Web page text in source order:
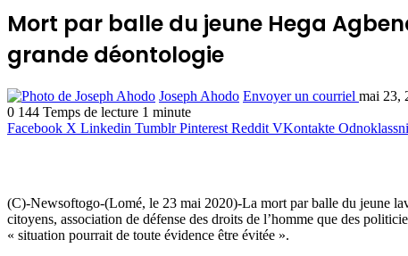
Mort par balle du jeune Hega
grande déontologie
Joseph Ahodo Envoyer un courriel mai 23,
0 144 Temps de lecture 1 minute
Facebook X Linkedin Tumblr Pinterest Reddit VKontakte
(C)-Newsoftogo-(Lomé, le 23 mai 2020)-La mort par balle du jeune
citoyens, association de défense des droits de l’homme que des
« situation pourrait de toute évidence être évitée ».